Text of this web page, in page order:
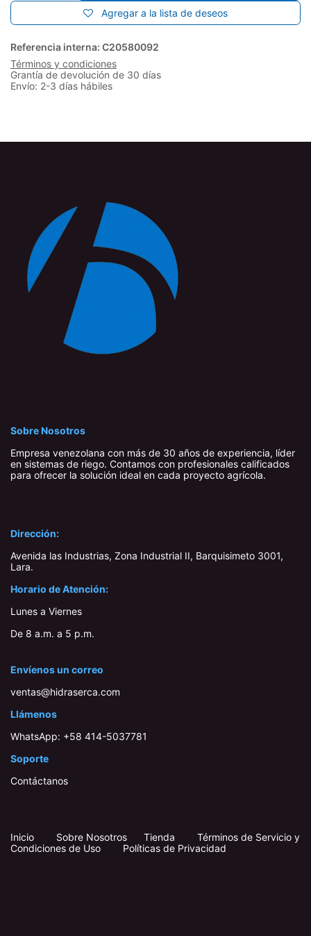
Agregar a la lista de deseos
Referencia interna: C20580092
Términos y condiciones
Grantía de devolución de 30 días
Envío: 2-3 días hábiles
Sobre Nosotros
Empresa venezolana con más de 30 años de experiencia, líder
en sistemas de riego. Contamos con profesionales calificados
para ofrecer la solución ideal en cada proyecto agrícola.
Dirección:
Avenida las Industrias, Zona Industrial II, Barquisimeto 3001,
Lara​.
Horario de Atención:
Lunes a Viernes
De 8 a.m. a 5 p.m.
Envíenos un correo
ventas@hidraserca.com
Llámenos
WhatsApp: +58 414-503778​1
Soporte
Contáctanos
Inicio Sobre Nosotros Tienda
Términos de Servicio y
Condiciones de Uso
Políticas de Privacidad